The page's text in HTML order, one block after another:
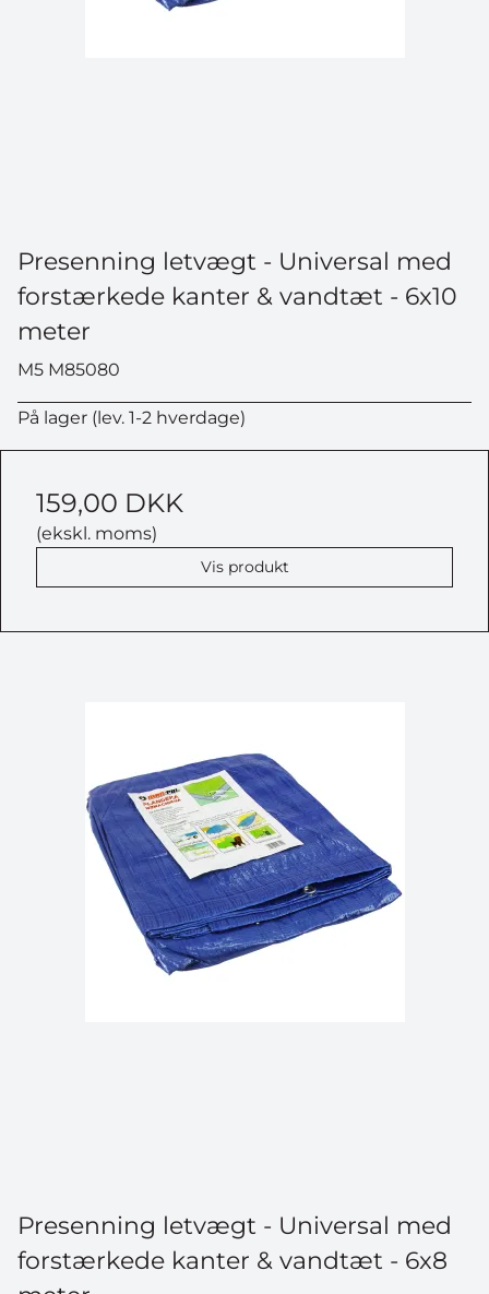
Presenning letvægt - Universal med
forstærkede kanter & vandtæt - 6x10
meter
M5 M85080
På lager (lev. 1-2 hverdage)
159,00 DKK
(ekskl. moms)
Vis produkt
Presenning letvægt - Universal med
forstærkede kanter & vandtæt - 6x8